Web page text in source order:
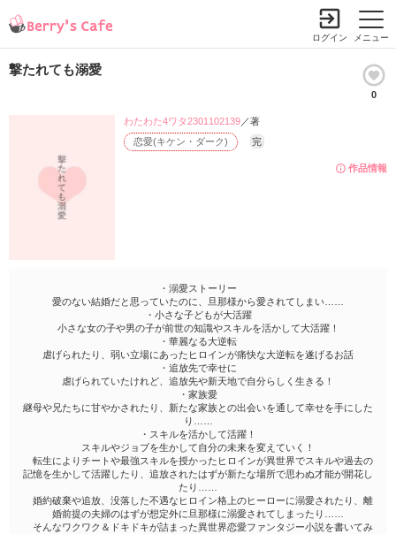
メニュー
ログイン
撃たれても溺愛
0
作品情報
恋愛(キケン・ダーク) 完
わたわた4ワタ2301102139／著
・溺愛ストーリー
愛のない結婚だと思っていたのに、旦那様から愛されてしまい……
・小さな子どもが大活躍
小さな女の子や男の子が前世の知識やスキルを活かして大活躍！
・華麗なる大逆転
虐げられたり、弱い立場にあったヒロインが痛快な大逆転を遂げるお話
・追放先で幸せに
虐げられていたけれど、追放先や新天地で自分らしく生きる！
・家族愛
継母や兄たちに甘やかされたり、新たな家族との出会いを通して幸せを手にした
り……
・スキルを活かして活躍！
スキルやジョブを生かして自分の未来を変えていく！
転生によりチートや最強スキルを授かったヒロインが異世界でスキルや過去の
記憶を生かして活躍したり、追放されたはずが新たな場所で思わぬ才能が開花し
たり……
婚約破棄や追放、没落した不遇なヒロイン格上のヒーローに溺愛されたり、離
婚前提の夫婦のはずが想定外に旦那様に溺愛されてしまったり……
そんなワクワク＆ドキドキが詰まった異世界恋愛ファンタジー小説を書いてみ